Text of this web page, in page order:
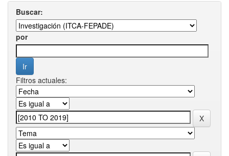
Buscar:
por
Filtros actuales: